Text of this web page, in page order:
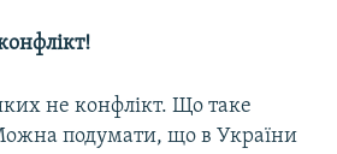
не конфлікт. Що таке
подумати, що в України